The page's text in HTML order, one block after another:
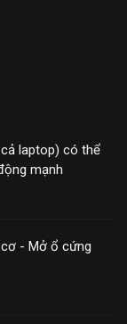
laptop) có thể
mạnh
- Mở ổ cứng